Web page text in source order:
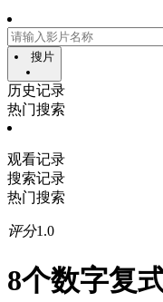
搜片
历史记录
热门搜索
观看记录
搜索记录
热门搜索
评分1.0
8个数字复